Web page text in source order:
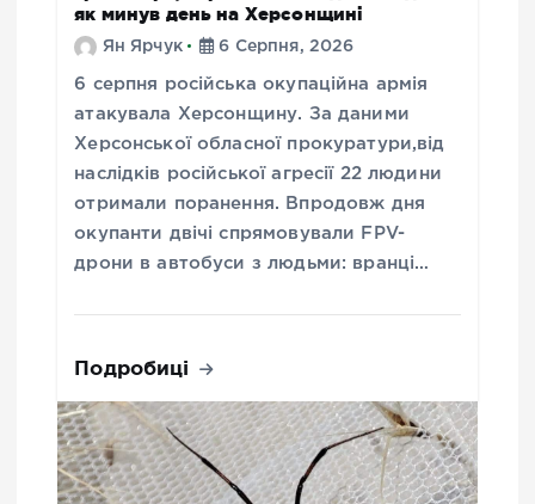
як минув день на Херсонщині
Ян Ярчук 6 Серпня, 2026
6 серпня російська окупаційна армія
атакувала Херсонщину. За даними
Херсонської обласної прокуратури,від
наслідків російської агресії 22 людини
отримали поранення. Впродовж дня
окупанти двічі спрямовували FPV-
дрони в автобуси з людьми: вранці…
Подробиці